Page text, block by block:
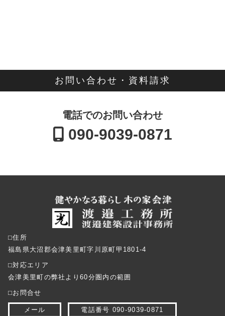
お問い合わせ・資料請求
電話でのお問い合わせ
090-9039-0871
⬜︎住所
福島県大沼郡会津美里町字川原町甲1801-4
⬜︎対応エリア
会津美里町の弊社より60分圏内の範囲
⬜︎お問合せ
メール 電話番号 090-9039-0871